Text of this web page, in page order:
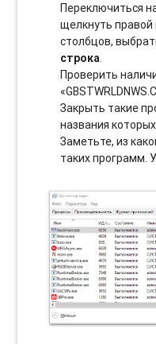
Переключиться
щелкнуть правой
столбцов,
строка.
Проверить
Закрыть такие
названия
Заметьте, из
таких программ.